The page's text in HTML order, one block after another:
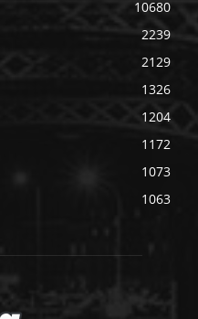
10680
2239
2129
1326
1204
1172
1073
1063